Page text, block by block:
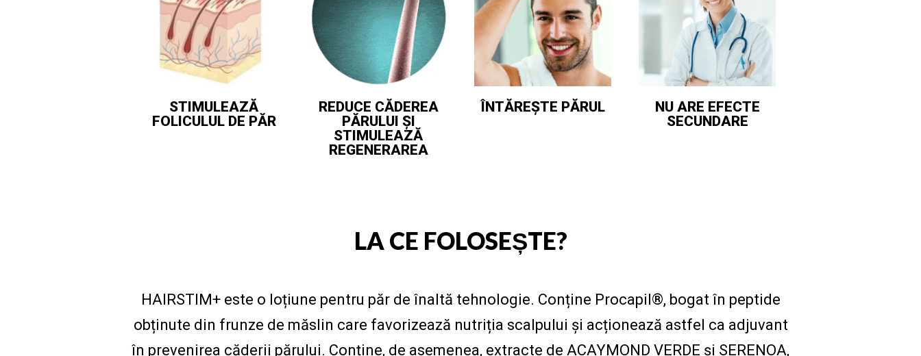
STIMULEAZĂ
FOLICULUL DE PĂR
REDUCE CĂDEREA
PĂRULUI ȘI
STIMULEAZĂ
REGENERAREA
ÎNTĂREȘTE PĂRUL
NU ARE EFECTE
SECUNDARE
LA CE FOLOSEȘTE?
HAIRSTIM+ este o loțiune pentru păr de înaltă tehnologie. Conține Procapil®, bogat în peptide
obținute din frunze de măslin care favorizează nutriția scalpului și acționează astfel ca adjuvant
în prevenirea căderii părului. Conține, de asemenea, extracte de ACAYMOND VERDE și SERENOA,